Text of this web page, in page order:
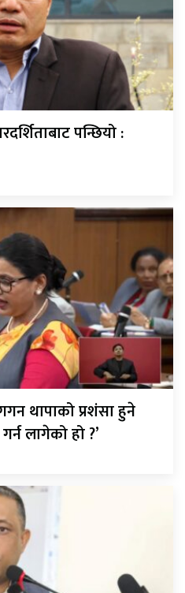
पन्छियो :
थापाको प्रशंसा हुने
लागेको हो ?’